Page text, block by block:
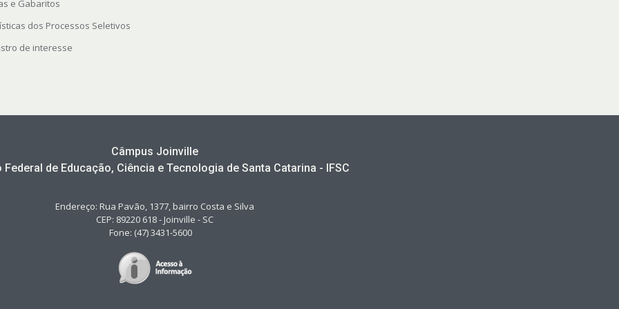
e Gabaritos
dos Processos Seletivos
de interesse
Câmpus Joinville
Federal de Educação, Ciência e Tecnologia de Santa Catarina - IFSC
Endereço: Rua Pavão, 1377, bairro Costa e Silva
CEP: 89220 618 - Joinville - SC
Fone: (47) 3431-5600